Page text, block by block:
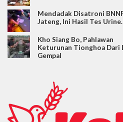
Mendadak Disatroni
Jateng, Ini Hasil Tes
Kho Siang Bo, Pahlawan
Keturunan Tionghoa Dari
Gempal